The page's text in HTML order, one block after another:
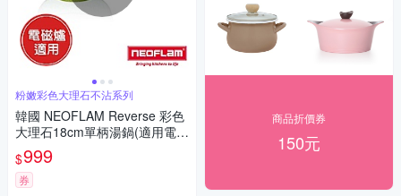
粉嫩彩色大理石不沾系列
韓國 NEOFLAM Reverse 彩色
大理石18cm單柄湯鍋(適用電磁
爐）
$999
券
商品折價券
150元